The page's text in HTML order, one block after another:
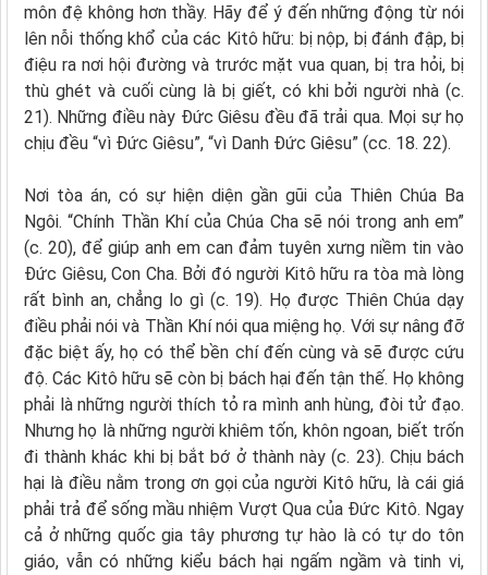
môn đệ không hơn thầy. Hãy để ý đến những động từ nói
lên nỗi thống khổ của các Kitô hữu: bị nộp, bị đánh đập, bị
điệu ra nơi hội đường và trước mặt vua quan, bị tra hỏi, bị
thù ghét và cuối cùng là bị giết, có khi bởi người nhà (c.
21). Những điều này Đức Giêsu đều đã trải qua. Mọi sự họ
chịu đều “vì Đức Giêsu”, “vì Danh Đức Giêsu” (cc. 18. 22).
Nơi tòa án, có sự hiện diện gần gũi của Thiên Chúa Ba
Ngôi. “Chính Thần Khí của Chúa Cha sẽ nói trong anh em”
(c. 20), để giúp anh em can đảm tuyên xưng niềm tin vào
Đức Giêsu, Con Cha. Bởi đó người Kitô hữu ra tòa mà lòng
rất bình an, chẳng lo gì (c. 19). Họ được Thiên Chúa dạy
điều phải nói và Thần Khí nói qua miệng họ. Với sự nâng đỡ
đặc biệt ấy, họ có thể bền chí đến cùng và sẽ được cứu
độ. Các Kitô hữu sẽ còn bị bách hại đến tận thế. Họ không
phải là những người thích tỏ ra mình anh hùng, đòi tử đạo.
Nhưng họ là những người khiêm tốn, khôn ngoan, biết trốn
đi thành khác khi bị bắt bớ ở thành này (c. 23). Chịu bách
hại là điều nằm trong ơn gọi của người Kitô hữu, là cái giá
phải trả để sống mầu nhiệm Vượt Qua của Đức Kitô. Ngay
cả ở những quốc gia tây phương tự hào là có tự do tôn
giáo, vẫn có những kiểu bách hại ngấm ngầm và tinh vi,